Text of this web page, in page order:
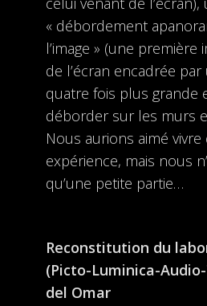
« débordement
l’image » (une première
de l’écran encadrée
quatre fois plus grande
déborder sur les murs
Nous aurions aimé vivre
expérience, mais nous
qu’une petite partie…
Reconstitution du
(Picto-Luminica-
del Omar